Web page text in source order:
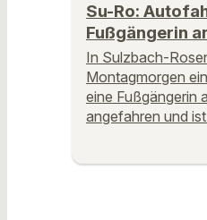
Su-Ro:
Fußgängerin
In Sulzbach-
Montagmorgen
eine Fußgängerin
angefahren und